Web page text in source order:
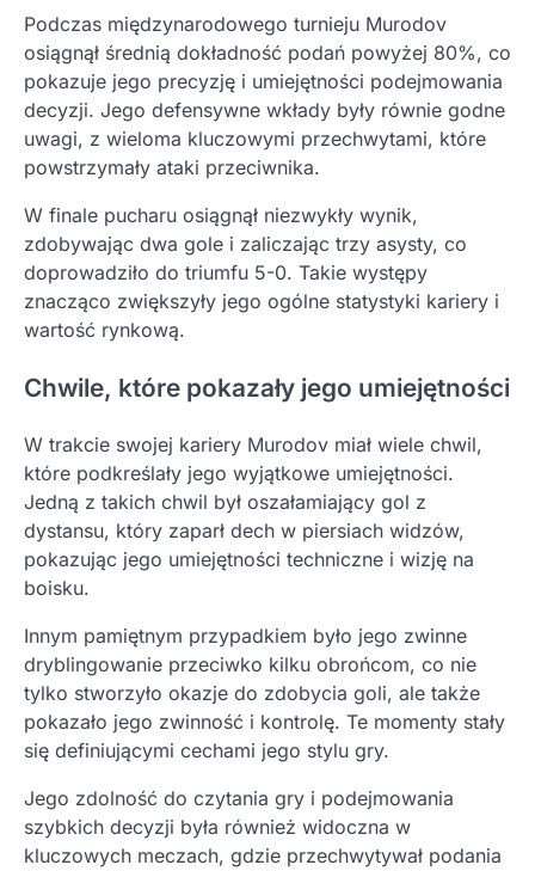
Podczas międzynarodowego turnieju Murodov
osiągnął średnią dokładność podań powyżej 80%, co
pokazuje jego precyzję i umiejętności podejmowania
decyzji. Jego defensywne wkłady były równie godne
uwagi, z wieloma kluczowymi przechwytami, które
powstrzymały ataki przeciwnika.
W finale pucharu osiągnął niezwykły wynik,
zdobywając dwa gole i zaliczając trzy asysty, co
doprowadziło do triumfu 5-0. Takie występy
znacząco zwiększyły jego ogólne statystyki kariery i
wartość rynkową.
Chwile, które pokazały jego umiejętności
W trakcie swojej kariery Murodov miał wiele chwil,
które podkreślały jego wyjątkowe umiejętności.
Jedną z takich chwil był oszałamiający gol z
dystansu, który zaparł dech w piersiach widzów,
pokazując jego umiejętności techniczne i wizję na
boisku.
Innym pamiętnym przypadkiem było jego zwinne
dryblingowanie przeciwko kilku obrońcom, co nie
tylko stworzyło okazje do zdobycia goli, ale także
pokazało jego zwinność i kontrolę. Te momenty stały
się definiującymi cechami jego stylu gry.
Jego zdolność do czytania gry i podejmowania
szybkich decyzji była również widoczna w
kluczowych meczach, gdzie przechwytywał podania